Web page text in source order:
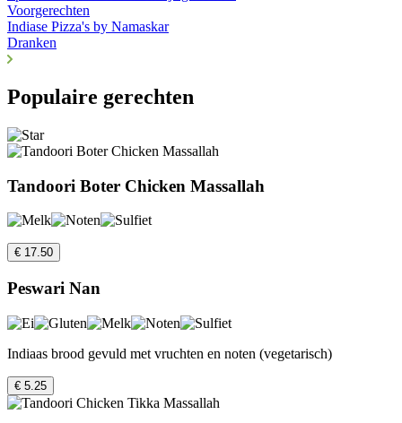
Voorgerechten
Indiase Pizza's by Namaskar
Dranken
Populaire gerechten
Tandoori Boter Chicken Massallah
€ 17.50
Peswari Nan
Indiaas brood gevuld met vruchten en noten (vegetarisch)
€ 5.25